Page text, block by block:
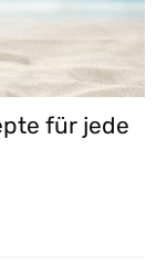
für jede